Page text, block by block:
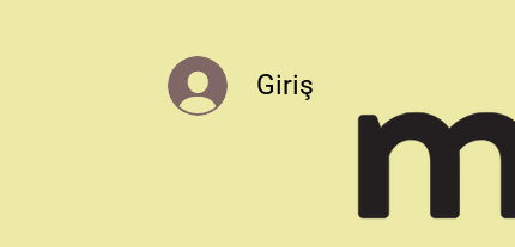
Giriş